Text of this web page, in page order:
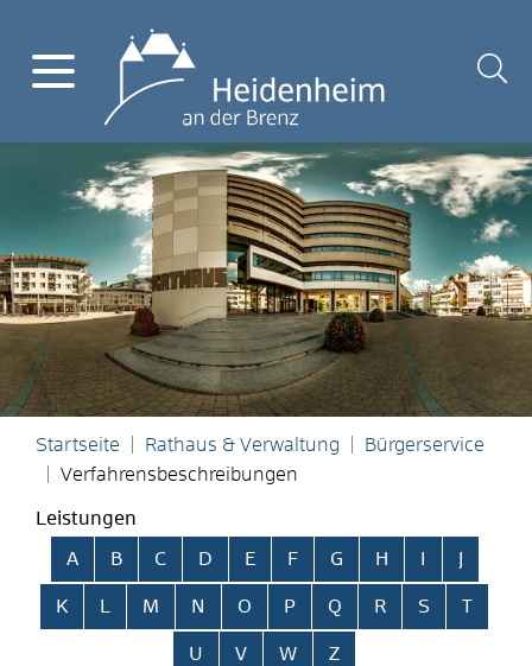
Startseite Rathaus & Verwaltung
Bürgerservice
Verfahrensbeschreibungen
Leistungen
Alphabetisches Register überspringen
A B C D E F G H
K L M N O P Q R S T
U V W Z